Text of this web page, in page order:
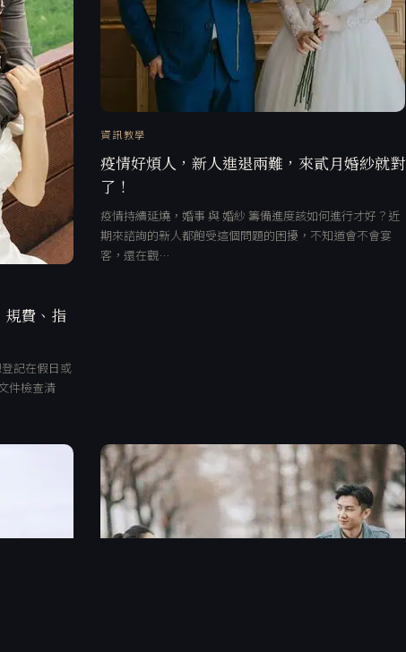
規費、指
記在假日或
件檢查清
資訊教學
疫情好煩人，新人進退兩難，來貳月婚紗就對
了！
疫情持續延燒，婚事 與 婚紗 籌備進度該如何進行才好？近
期來諮詢的新人都飽受這個問題的困擾，不知道會不會宴
客，還在觀…